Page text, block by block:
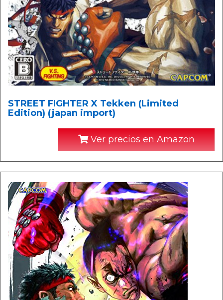
STREET FIGHTER X Tekken (Limited
Edition) (japan import)
Ver precios en Amazon